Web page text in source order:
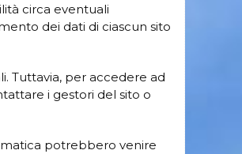
circa eventuali
dei dati di ciascun sito
Tuttavia, per accedere ad
i gestori del sito o
potrebbero venire